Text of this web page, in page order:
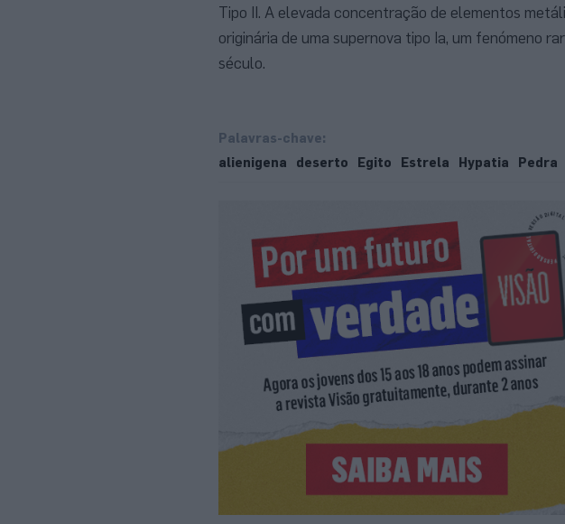
Tipo II. A elevada concentração de elementos
originária de uma supernova tipo Ia, um fenómeno
século.
Palavras-chave:
alienigena
deserto Egito Estrela Hypatia Pedra